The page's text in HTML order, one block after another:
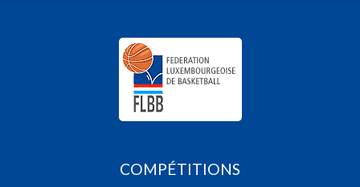
COMPÉTITIONS